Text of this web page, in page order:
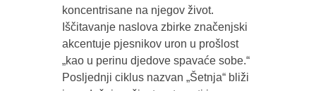
koncentrisane na njegov život.
Iščitavanje naslova zbirke značenjski
akcentuje pjesnikov uron u prošlost
„kao u perinu djedove spavaće sobe.“
Posljednji ciklus nazvan „Šetnja“ bliži